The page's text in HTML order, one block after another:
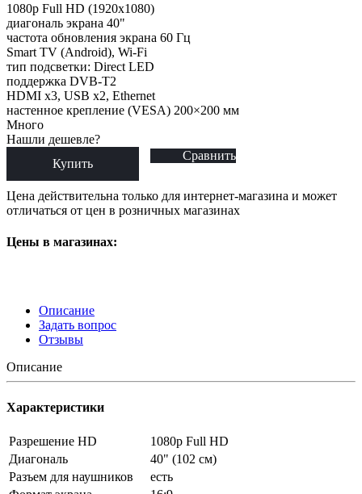
1080p Full HD (1920x1080)
диагональ экрана 40"
частота обновления экрана 60 Гц
Smart TV (Android), Wi-Fi
тип подсветки: Direct LED
поддержка DVB-T2
HDMI x3, USB x2, Ethernet
настенное крепление (VESA) 200×200 мм
Много
Нашли дешевле?
Купить
Сравнить
Цена действительна только для интернет-магазина и может
отличаться от цен в розничных магазинах
Цены в магазинах:
Описание
Задать вопрос
Отзывы
Описание
Характеристики
Разрешение HD
1080p Full HD
Диагональ
40" (102 см)
Разъем для наушников
есть